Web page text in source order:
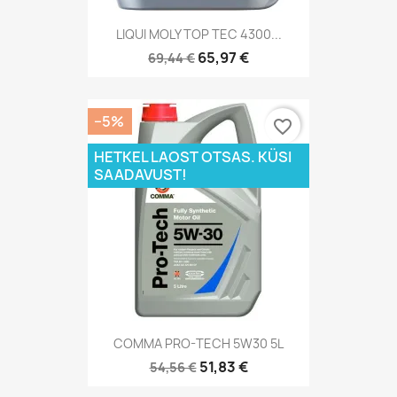
LIQUI MOLY TOP TEC 4300...
69,44 € 65,97 €
COMMA PRO-TECH 5W30 5L
54,56 € 51,83 €
−5%
HETKEL LAOST OTSAS. KÜSI
SAADAVUST!
favorite_border